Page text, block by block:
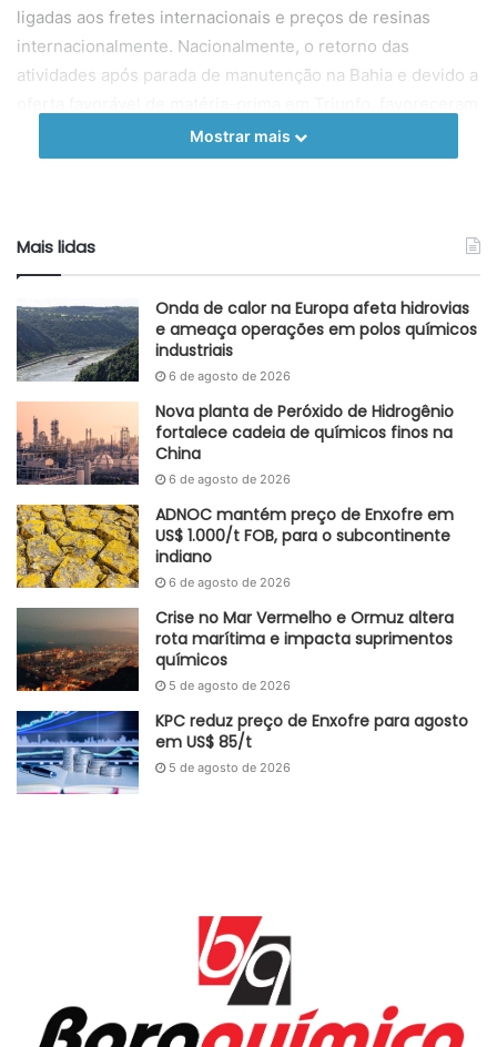
ligadas aos fretes internacionais e preços de resinas
internacionalmente. Nacionalmente, o retorno das
atividades após parada de manutenção na Bahia e devido a
para o aumento da taxa de utilização nas centrais
petroquímicas (+8%).
de resinas comercializado, devido a maior demanda de PE
de resinas desaceleraram 5% frente ao 1T23, pela
priorização de vendas com maior valor agregado no
período. As exportações foram retraídas em comparação
ao último trimestre, pelo atendimento focado no mercado
nacional.
Para as vendas dos principais químicos, foi visto um
aumento de 19% frente ao 4T23, dado ao maior volume de
vendas de gasolina, benzeno e paraxileno. As exportações
foram 9% menores em comparação ao último trimestre,
redução das vendas de tolueno.
Adaptado GlobalKem | 29 de abril de 2024
Fonte Braskem
Etiquetas Brasil Europa
soda cáustica
Mostrar mais
Mais lidas
Onda de calor na Europa afeta hidrovias
e ameaça operações em polos químicos
industriais
6 de agosto de 2026
Nova planta de Peróxido de Hidrogênio
fortalece cadeia de químicos finos na
China
6 de agosto de 2026
ADNOC mantém preço de Enxofre em
US$ 1.000/t FOB, para o subcontinente
indiano
6 de agosto de 2026
Crise no Mar Vermelho e Ormuz altera
rota marítima e impacta suprimentos
químicos
5 de agosto de 2026
KPC reduz preço de Enxofre para agosto
em US$ 85/t
5 de agosto de 2026